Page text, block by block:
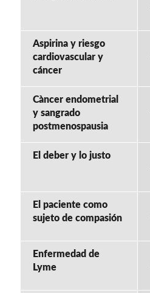
Aspirina y riesgo
cardiovascular y
cáncer
Càncer endometrial
y sangrado
postmenospausia
El deber y lo justo
El paciente como
sujeto de compasión
Enfermedad de
Lyme